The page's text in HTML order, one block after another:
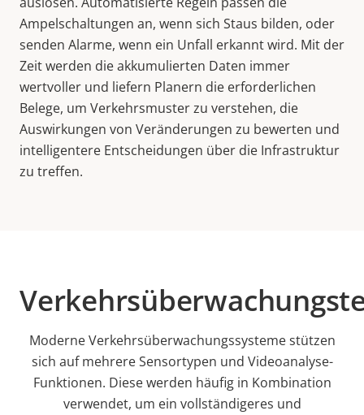
Ampelschaltungen an, wenn sich Staus bilden, oder
senden Alarme, wenn ein Unfall erkannt wird. Mit der
Zeit werden die akkumulierten Daten immer
wertvoller und liefern Planern die erforderlichen
Belege, um Verkehrsmuster zu verstehen, die
Auswirkungen von Veränderungen zu bewerten und
intelligentere Entscheidungen über die Infrastruktur
zu treffen.
Moderne Verkehrsüberwachungssysteme stützen
sich auf mehrere Sensortypen und Videoanalyse-
Funktionen. Diese werden häufig in Kombination
verwendet, um ein vollständigeres und